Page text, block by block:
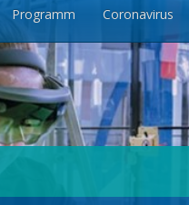
Programm Coronavirus